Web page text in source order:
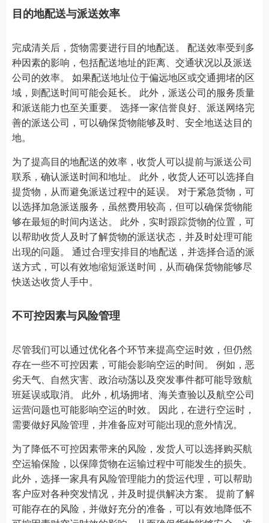
目的地配送与派送效率
完成清关后，货物需要进行目的地配送。 配送效率受到多
种因素的影响，包括配送地址的距离、交通状况以及派送
公司的效率。 如果配送地址位于偏远地区或交通拥堵的区
域，则配送时间可能会延长。 此外，派送公司的服务质量
和派送能力也至关重要。 选择一家信誉良好、派送网络完
善的派送公司，可以确保货物能够及时、安全地送达目的
地。
为了提高目的地配送的效率，收货人可以提前与派送公司
联系，确认派送时间和地址。 此外，收货人还可以选择自
提货物，从而避免派送过程中的延误。 对于紧急货物，可
以选择加急派送服务，虽然费用较高，但可以确保货物能
够在最短的时间内送达。 此外，实时跟踪货物的位置，可
以帮助收货人及时了解货物的派送状态，并及时处理可能
出现的问题。 通过合理安排目的地配送，并选择合适的派
送方式，可以有效地缩短派送时间，从而确保货物能够尽
快送达收货人手中。
不可控因素与风险管理
尽管我们可以通过优化各个环节来提高空运时效，但仍然
存在一些不可控因素，可能会影响空运的时间。 例如，恶
劣天气、自然灾害、政治动荡以及突发事件都可能导致航
班延误或取消。 此外，机场拥堵、海关查验以及航空公司
运营问题也可能影响空运的时效。 因此，在进行空运时，
需要做好风险管理，并准备应对可能出现的意外情况。
为了降低不可控因素带来的风险，发货人可以选择购买航
空运输保险，以保障货物在运输过程中可能发生的损失。
此外，选择一家具有风险管理能力的货运代理，可以帮助
客户应对各种突发情况，并及时提供解决方案。 提前了解
可能存在的风险，并做好充分的准备，可以有效地降低不